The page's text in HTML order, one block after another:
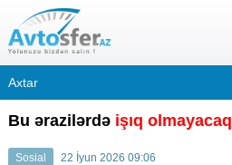
Bu ərazilərdə işıq olmayacaq
Sosial 22 İyun 2026 09:06